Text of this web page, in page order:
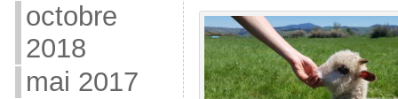
octobre
2018
mai 2017